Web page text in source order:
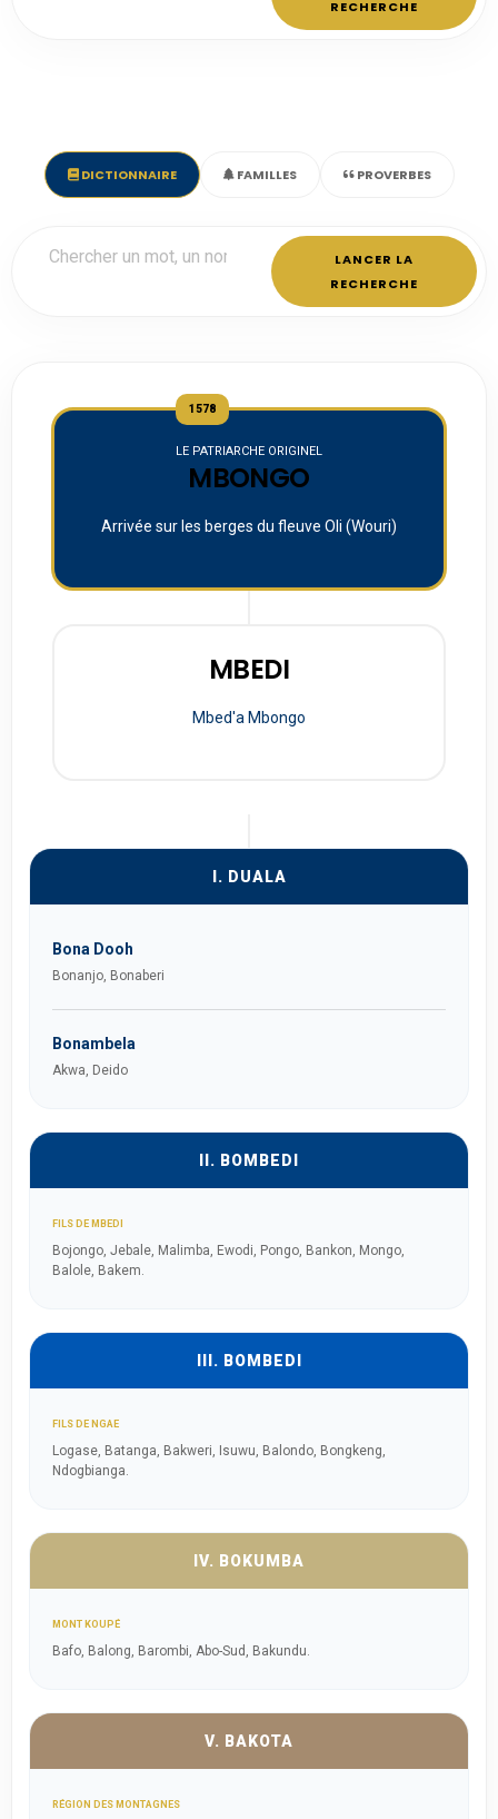
RECHERCHE
DICTIONNAIRE FAMILLES PROVERBES
LANCER LA
RECHERCHE
1578
LE PATRIARCHE ORIGINEL
MBONGO
Arrivée sur les berges du fleuve Oli (Wouri)
MBEDI
Mbed'a Mbongo
I. DUALA
Bona Dooh
Bonanjo, Bonaberi
Bonambela
Akwa, Deido
II. BOMBEDI
FILS DE MBEDI
Bojongo, Jebale, Malimba, Ewodi, Pongo, Bankon, Mongo,
Balole, Bakem.
III. BOMBEDI
FILS DE NGAE
Logase, Batanga, Bakweri, Isuwu, Balondo, Bongkeng,
Ndogbianga.
IV. BOKUMBA
MONT KOUPÉ
Bafo, Balong, Barombi, Abo-Sud, Bakundu.
V. BAKOTA
RÉGION DES MONTAGNES